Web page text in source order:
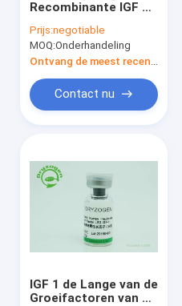
Recombinante IGF 1
Gevriesdroogde
Groter dan 90%-
Zuiverheid voor
Serum - Vrij Middel
Prijs:negotiable
MOQ:Onderhandeling
Contact nu
IGF 1 de Lange van de
Groeifactoren van R3